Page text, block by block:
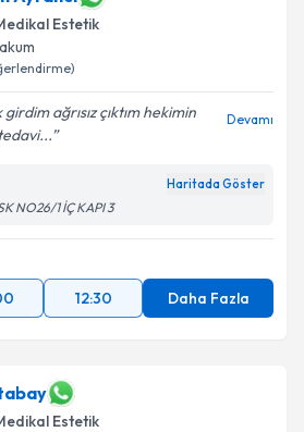
Estetik
ağrısız çıktım hekimin
Devamı
Haritada Göster
NO26/1 İÇ KAPI 3
12:30 Daha Fazla
Estetik